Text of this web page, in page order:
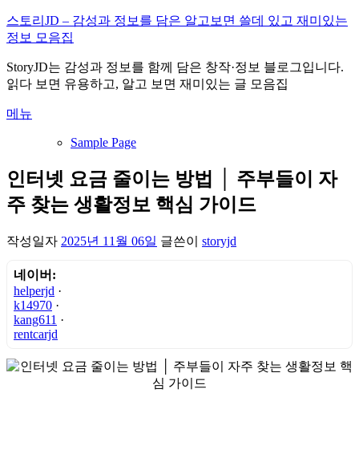
내
용
로
바
가
스토리JD – 감성과 정보를 담은 알고보면 쓸데 있고 재미있는
정보 모음집
StoryJD는 감성과 정보를 함께 담은 창작·정보 블로그입니다.
읽다 보면 유용하고, 알고 보면 재미있는 글 모음집
메뉴
Sample Page
인터넷 요금 줄이는 방법 │ 주부들이 자
주 찾는 생활정보 핵심 가이드
작성일자 2025년 11월 06일 글쓴이 storyjd
네이버:
helperjd ·
k14970 ·
kang611 ·
rentcarjd